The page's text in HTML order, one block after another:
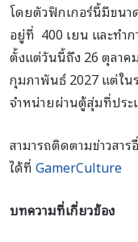
โดยตัวฟิกเกอร์นี้มีขนา
อยู่ที่ 400 เยน และทำ
ตั้งแต่วันนี้ถึง 26 ตุลาค
กุมภาพันธ์ 2027 แต่ใน
จำหน่ายผ่านตู้สุ่มที่ปร
สามารถติดตามข่าวสา
ได้ที่GamerCulture
บทความที่เกี่ยวข้อง